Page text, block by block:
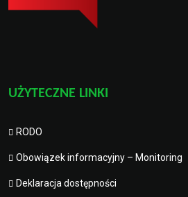
UŻYTECZNE LINKI
RODO
Obowiązek informacyjny – Monitoring
Deklaracja dostępności